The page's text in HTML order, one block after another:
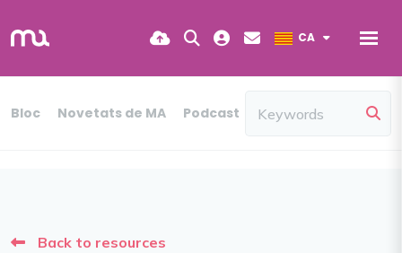
CA
Bloc Novetats de MA Podcast
Back to resources